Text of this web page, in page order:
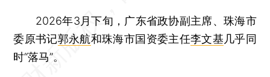
2026年3月下旬，广东省政协副主席、珠海市
委原书记郭永航和珠海市国资委主任李文基几乎同
时“落马”。